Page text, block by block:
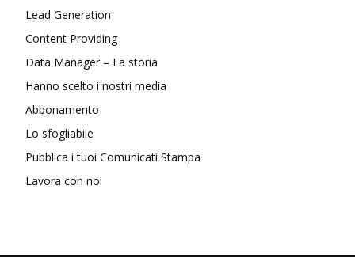
Lead Generation
Content Providing
Data Manager – La storia
Hanno scelto i nostri media
Abbonamento
Lo sfogliabile
Pubblica i tuoi Comunicati Stampa
Lavora con noi